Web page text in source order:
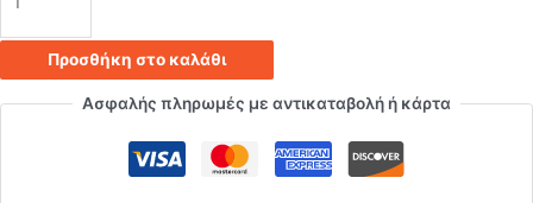
κρεμαστά
Προσθήκη στο καλάθι
Ασφαλής πληρωμές με αντικαταβολή ή κάρτα